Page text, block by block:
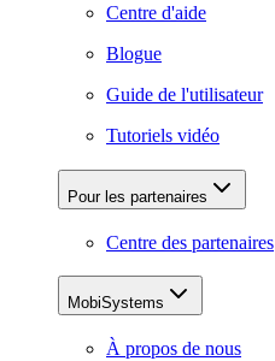
Centre d'aide
Blogue
Guide de l'utilisateur
Tutoriels vidéo
Pour les partenaires
Centre des partenaires
MobiSystems
À propos de nous